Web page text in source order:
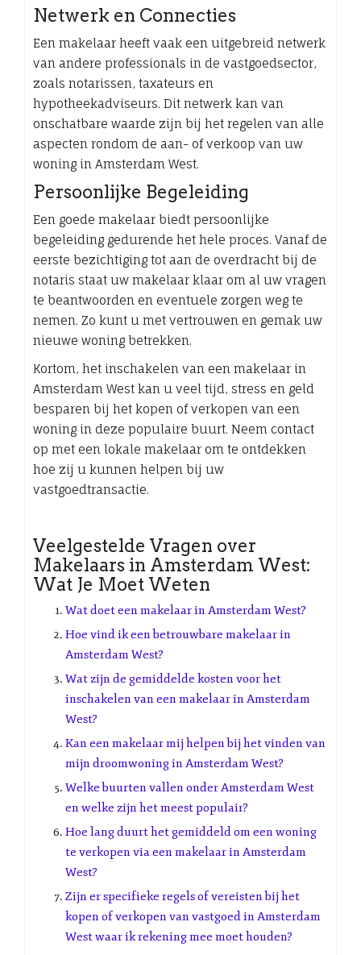
Netwerk en Connecties
Een makelaar heeft vaak een uitgebreid netwerk
van andere professionals in de vastgoedsector,
zoals notarissen, taxateurs en
hypotheekadviseurs. Dit netwerk kan van
onschatbare waarde zijn bij het regelen van alle
aspecten rondom de aan- of verkoop van uw
woning in Amsterdam West.
Persoonlijke Begeleiding
Een goede makelaar biedt persoonlijke
begeleiding gedurende het hele proces. Vanaf de
eerste bezichtiging tot aan de overdracht bij de
notaris staat uw makelaar klaar om al uw vragen
te beantwoorden en eventuele zorgen weg te
nemen. Zo kunt u met vertrouwen en gemak uw
nieuwe woning betrekken.
Kortom, het inschakelen van een makelaar in
Amsterdam West kan u veel tijd, stress en geld
besparen bij het kopen of verkopen van een
woning in deze populaire buurt. Neem contact
op met een lokale makelaar om te ontdekken
hoe zij u kunnen helpen bij uw
vastgoedtransactie.
Veelgestelde Vragen over
Makelaars in Amsterdam West:
Wat Je Moet Weten
Wat doet een makelaar in Amsterdam West?
Hoe vind ik een betrouwbare makelaar in
Amsterdam West?
Wat zijn de gemiddelde kosten voor het
inschakelen van een makelaar in Amsterdam
West?
Kan een makelaar mij helpen bij het vinden van
mijn droomwoning in Amsterdam West?
Welke buurten vallen onder Amsterdam West
en welke zijn het meest populair?
Hoe lang duurt het gemiddeld om een woning
te verkopen via een makelaar in Amsterdam
West?
Zijn er specifieke regels of vereisten bij het
kopen of verkopen van vastgoed in Amsterdam
West waar ik rekening mee moet houden?